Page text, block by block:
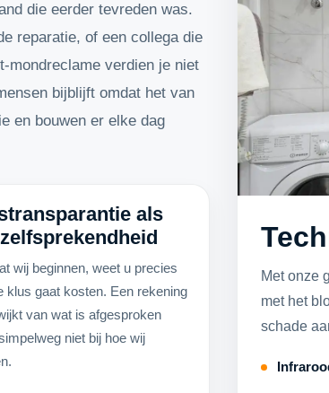
die eerder tevreden was.
reparatie, of een collega die
mondreclame verdien je niet
bijblijft omdat het van
en bouwen er elke dag
als
wij beginnen, weet u precies
klus gaat kosten. Een rekening
van wat is afgesproken
niet bij hoe wij
Met onze
met het
schade